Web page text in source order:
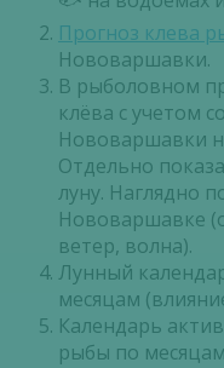
Прогноз клева
Нововаршавки.
В рыболовном
клёва с учетом
Нововаршавки
Отдельно
луну. Наглядно
Нововаршавке
ветер, волна).
Лунный
месяцам
Календарь
рыбы по